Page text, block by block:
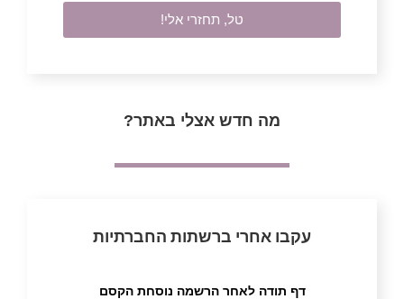
טל, תחזרי אלי!
מה חדש אצלי באתר?
עקבו אחרי ברשתות החברתיות
דף תודה לאחר הרשמה נוסחת הקסם